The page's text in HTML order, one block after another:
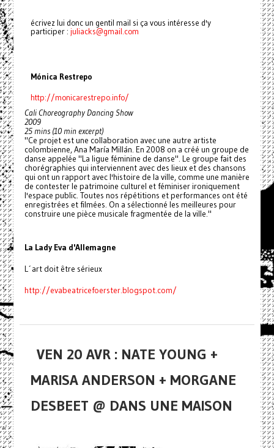
écrivez lui donc un gentil mail si ça vous intéresse d'y
participer : juliacks@gmail.com
Mónica Restrepo
http://monicarestrepo.info/
Cali Choreography Dancing Show
2009
25 mins (10 min excerpt)
"Ce projet est une collaboration avec une autre artiste
colombienne, Ana María Millán. En 2008 on a créé un groupe de
danse appelée "La ligue féminine de danse". Le groupe fait des
chorégraphies qui interviennent avec des lieux et des chansons
qui ont un rapport avec l'histoire de la ville, comme une manière
de contester le patrimoine culturel et féminiser ironiquement
l'espace public. Toutes nos répétitions et performances ont été
enregistrées et filmées. On a sélectionné les meilleures pour
construire une pièce musicale fragmentée de la ville."
La Lady Eva d'Allemagne
L´art doit être sérieux
http://evabeatricefoerster.blogspot.com/
VEN 20 AVR : NATE YOUNG +
MARISA ANDERSON + MORGANE
DESBEET @ DANS UNE MAISON